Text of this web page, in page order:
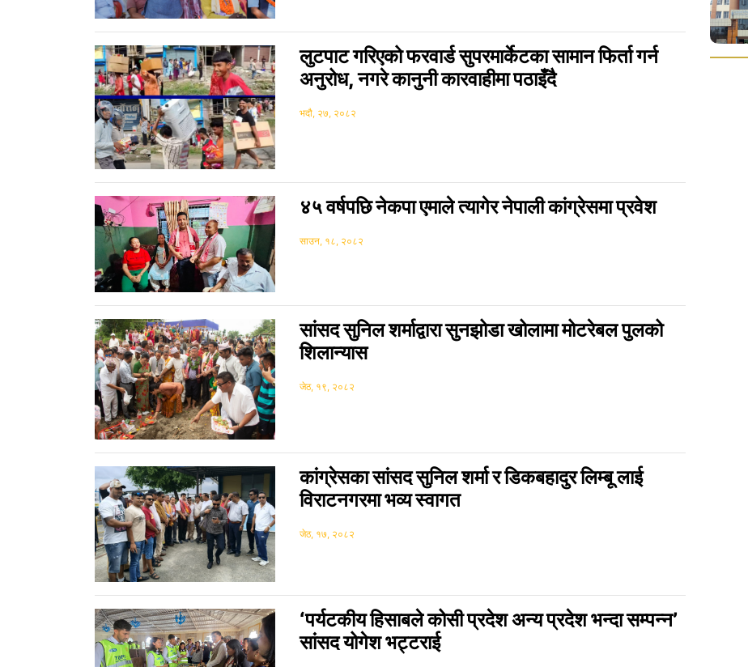
लुटपाट गरिएको फरवार्ड सुपरमार्केटका सामान फिर्ता गर्न
अनुरोध, नगरे कानुनी कारवाहीमा पठाइँदै
भदौ, २७, २०८२
४५ वर्षपछि नेकपा एमाले त्यागेर नेपाली कांग्रेसमा प्रवेश
साउन, १८, २०८२
सांसद सुनिल शर्माद्वारा सुनझोडा खोलामा मोटरेबल पुलको
शिलान्यास
जेठ, १९, २०८२
कांग्रेसका सांसद सुनिल शर्मा र डिकबहादुर लिम्बू लाई
विराटनगरमा भव्य स्वागत
जेठ, १७, २०८२
‘पर्यटकीय हिसाबले कोसी प्रदेश अन्य प्रदेश भन्दा सम्पन्न’
सांसद योगेश भट्टराई